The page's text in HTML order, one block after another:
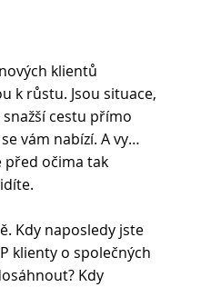
klientů
k růstu. Jsou situace,
cestu přímo
vám nabízí. A vy…
před očima tak
Kdy naposledy jste
klienty o společných
Kdy